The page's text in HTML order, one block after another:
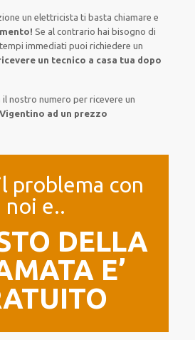
un elettricistati basta chiamare e
Se al contrario hai bisogno di
immediati puoi richiedere un
un tecnico a casa tua dopo
nostro numero per ricevere un
ad un prezzo
problema con
noi e..
DELLA
E’